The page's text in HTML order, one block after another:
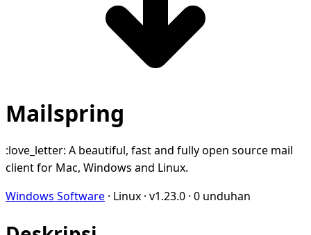
Mailspring
:love_letter: A beautiful, fast and fully open source mail
client for Mac, Windows and Linux.
Windows Software · Linux · v1.23.0 · 0 unduhan